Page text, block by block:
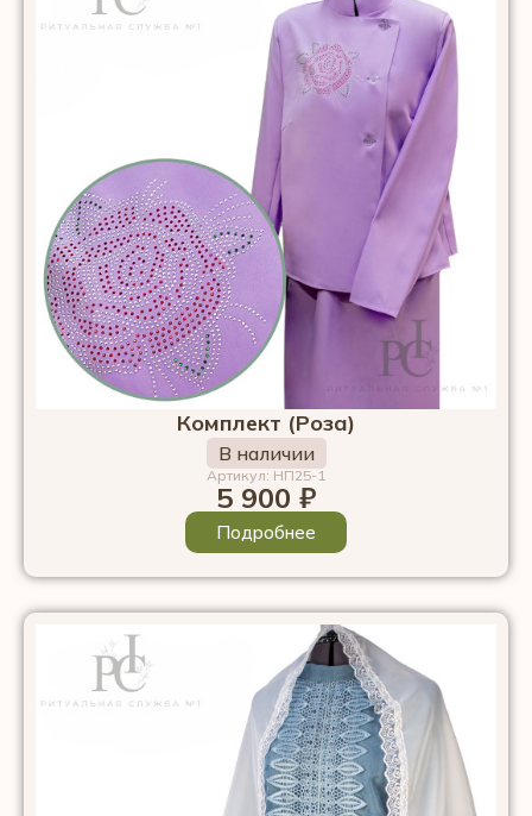
Комплект (Роза)
В наличии
Артикул: НП25-1
5 900 ₽
Подробнее